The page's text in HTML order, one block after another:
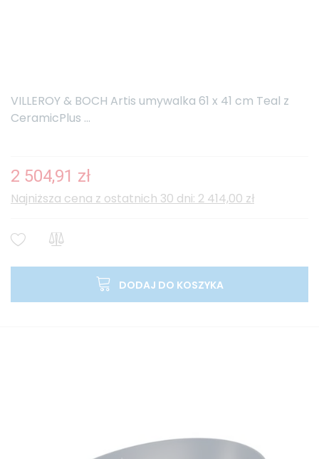
VILLEROY & BOCH Artis umywalka 61 x 41 cm Teal z
CeramicPlus ...
2 504,91 zł
Najniższa cena z ostatnich 30 dni: 2 414,00 zł
DODAJ DO KOSZYKA